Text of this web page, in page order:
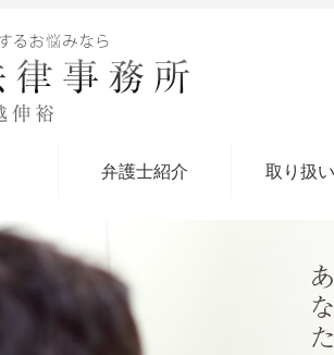
弁護士紹介 取り扱